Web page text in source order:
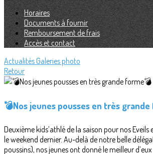
Horaires
Documents à fournir
Remboursement de frais
Accès et contact
Actualités Galeries photo
Retour
💣Nos jeunes pousses en très
Deuxième kids’athlé de la saison pour nos Eveils
le weekend dernier. Au-delà de notre belle
poussins), nos jeunes ont donné le meilleur